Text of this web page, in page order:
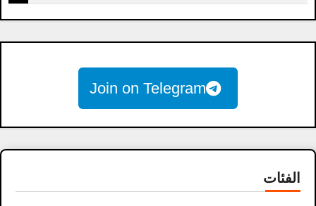
Join on Telegram
الفئات